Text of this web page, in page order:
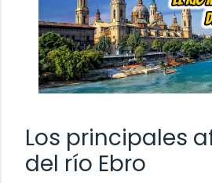
Los principales
del río Ebro